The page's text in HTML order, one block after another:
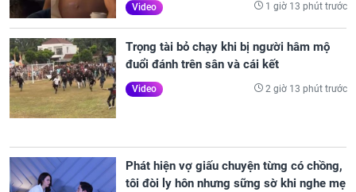
Video 1 giờ 13 phút trước
Trọng tài bỏ chạy khi bị người hâm mộ
đuổi đánh trên sân và cái kết
Video 2 giờ 13 phút trước
Phát hiện vợ giấu chuyện từng có chồng,
tôi đòi ly hôn nhưng sững sờ khi nghe mẹ